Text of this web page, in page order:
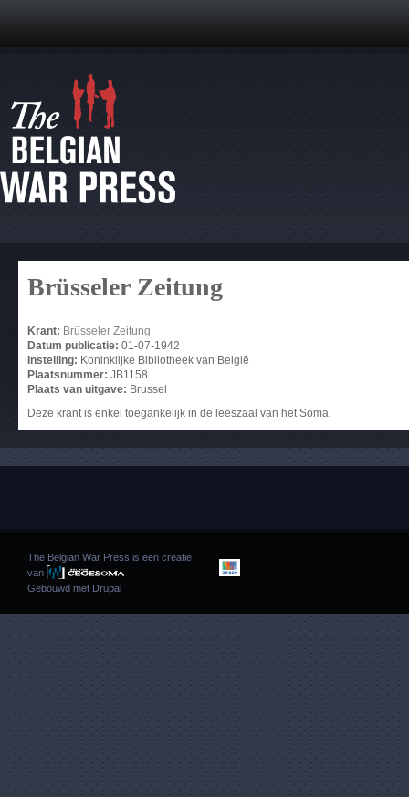
Brüsseler Zeitung
Krant: Brüsseler Zeitung
Datum publicatie: 01-07-1942
Instelling: Koninklijke Bibliotheek van België
Plaatsnummer: JB1158
Plaats van uitgave: Brussel
Deze krant is enkel toegankelijk in de leeszaal van het Soma.
The Belgian War Press is een creatie
van
Gebouwd met Drupal